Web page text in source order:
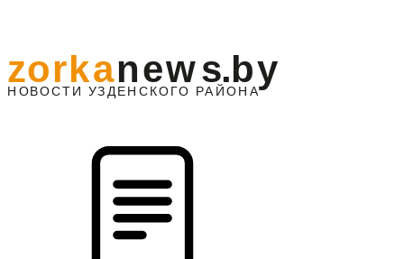
НО ВОСТИ УЗДЕНС КО ГО РАЙОНА
zorkanews.by